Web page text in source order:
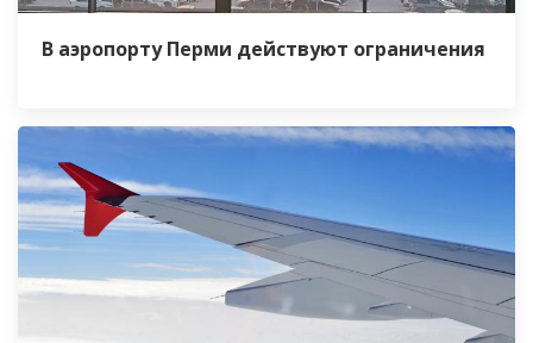
В аэропорту Перми действуют ограничения